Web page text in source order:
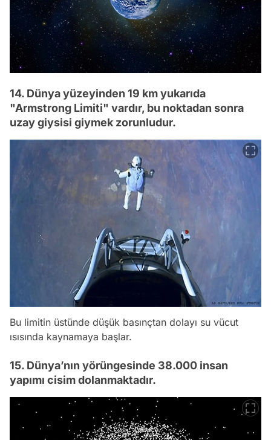
14. Dünya yüzeyinden 19 km yukarıda
"Armstrong Limiti" vardır, bu noktadan sonra
uzay giysisi giymek zorunludur.
Bu limitin üstünde düşük basınçtan dolayı su vücut
ısısında kaynamaya başlar.
15. Dünya’nın yörüngesinde 38.000 insan
yapımı cisim dolanmaktadır.